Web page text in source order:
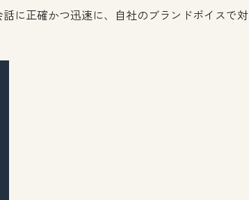
you provide to
information,
に正確かつ迅速に、自社のブランドボイスで対